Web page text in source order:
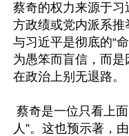
蔡奇的权力来源于习
方政绩或党内派系
与习近平是彻底的“
为愚笨而盲信，而
在政治上别无退路。
人”。这也预示著，